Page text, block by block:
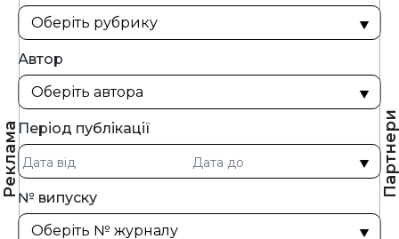
Реклама Партнери
Автор
Період публікації
№ випуску